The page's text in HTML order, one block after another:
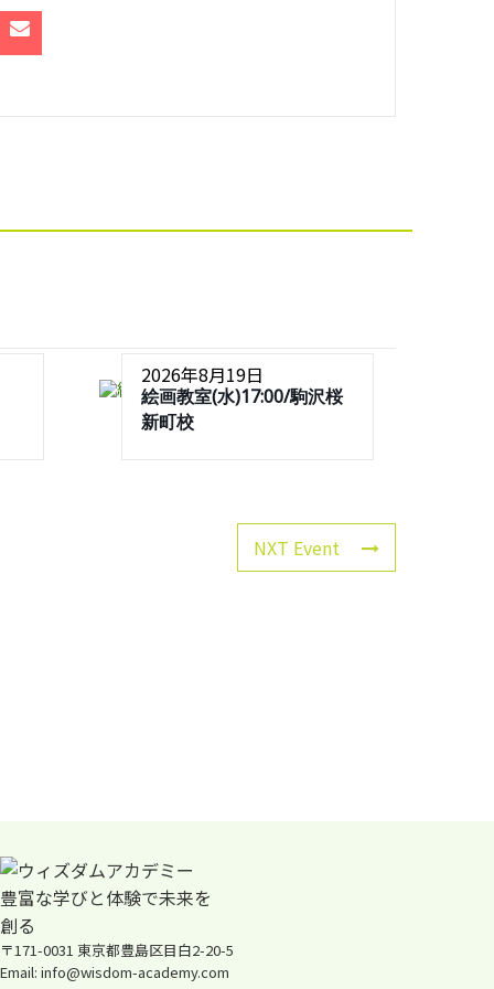
2026年8月19日
絵画教室(水)17:00/駒沢桜
新町校
NXT Event
〒171-0031 東京都豊島区目白2-20-5
Email: info@wisdom-academy.com